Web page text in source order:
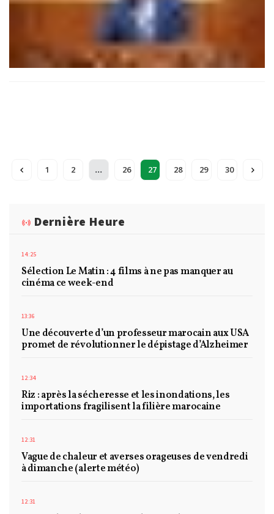
1 2 ... 26 27 28 29 30
Dernière Heure
14:25
Sélection Le Matin : 4 films à ne pas manquer au
cinéma ce week-end
13:36
Une découverte d’un professeur marocain aux USA
promet de révolutionner le dépistage d’Alzheimer
12:34
Riz : après la sécheresse et les inondations, les
importations fragilisent la filière marocaine
12:31
Vague de chaleur et averses orageuses de vendredi
à dimanche (alerte météo)
12:31